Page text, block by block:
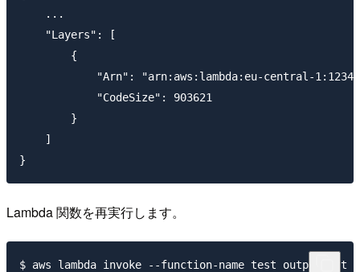
    ...
    "Layers": [
        {
"Arn": "arn:aws:lambda:eu-central-
            "CodeSize": 903621
        }
    ]
Lambda 関数を再実行します。
$ aws lambda invoke --function-name test output.txt